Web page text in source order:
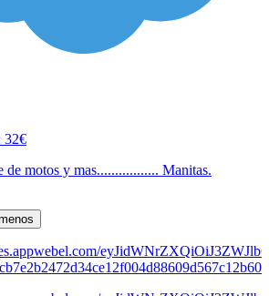
32€
de motos y mas................. Manitas.